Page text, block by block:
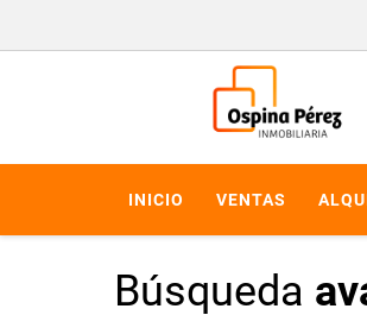
INICIO VENTAS
Búsqueda